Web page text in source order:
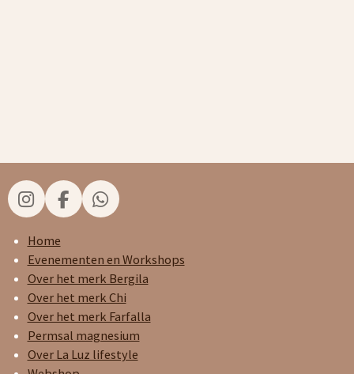
I
n
s
t
a
g
r
a
m
F
a
e
b
o
o
k
W
h
t
s
A
p
p
Home
Evenementen en Workshops
Over het merk Bergila
Over het merk Chi
Over het merk Farfalla
Permsal magnesium
Over La Luz lifestyle